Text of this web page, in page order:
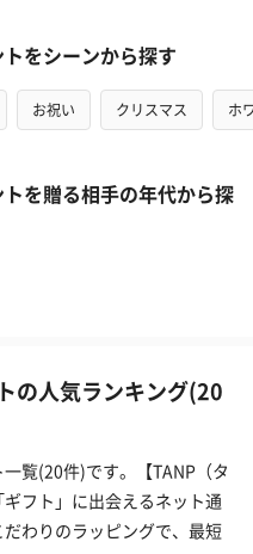
をシーンから探す
お祝い クリスマス ホ
を贈る相手の年代から探
の人気ランキング(20
覧(20件)です。【TANP（タ
フト」に出会えるネット通
わりのラッピングで、最短